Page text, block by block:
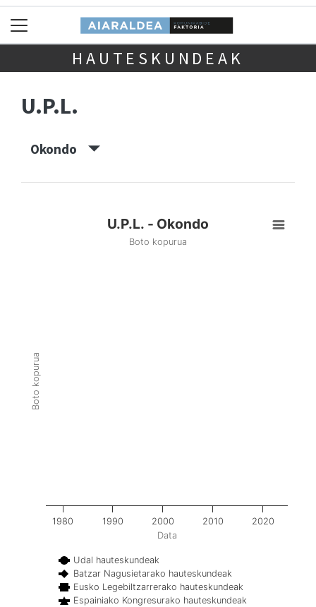
HAUTESKUNDEAK
U.P.L.
Okondo
Data
Boto kopurua
U.P.L. - Okondo
Boto kopurua
Udal hauteskundeak
Batzar Nagusietarako hauteskundeak
Eusko Legebiltzarrerako hauteskundeak
Espainiako Kongresurako hauteskundeak
1980 1990 2000 2010 2020